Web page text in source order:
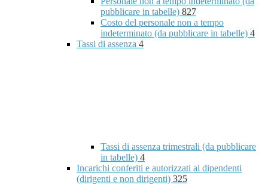
pubblicare in tabelle) 827
Costo del personale non a tempo
indeterminato (da pubblicare in tabelle) 4
Tassi di assenza 4
Tassi di assenza trimestrali (da pubblicare
in tabelle) 4
Incarichi conferiti e autorizzati ai dipendenti
(dirigenti e non dirigenti) 325